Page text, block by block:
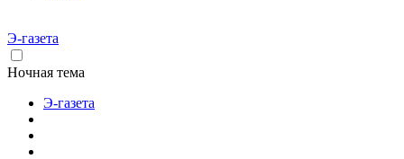
Э-газета
Ночная тема
Э-газета